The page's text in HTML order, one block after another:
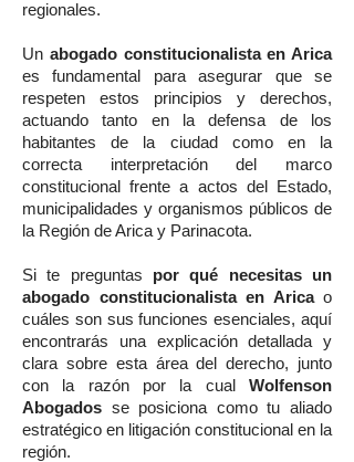
regionales.
Un abogado constitucionalista en Arica
es fundamental para asegurar que se
respeten estos principios y derechos,
actuando tanto en la defensa de los
habitantes de la ciudad como en la
correcta interpretación del marco
constitucional frente a actos del Estado,
municipalidades y organismos públicos de
la Región de Arica y Parinacota.
Si te preguntas por qué necesitas un
abogado constitucionalista en Aricao
cuáles son sus funciones esenciales, aquí
encontrarás una explicación detallada y
clara sobre esta área del derecho, junto
con la razón por la cual Wolfenson
Abogados se posiciona como tu aliado
estratégico en litigación constitucional en la
región.